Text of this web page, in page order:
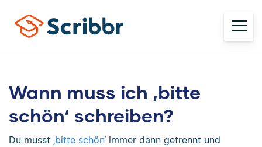
Wann muss ich ‚bitte
schön‘ schreiben?
Du musst ‚bitte schön‘ immer dann getrennt und